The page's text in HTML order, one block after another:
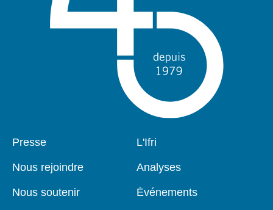
Pied
Presse
Nous rejoindre
Nous soutenir
Navigation
L'Ifri
Analyses
Événements